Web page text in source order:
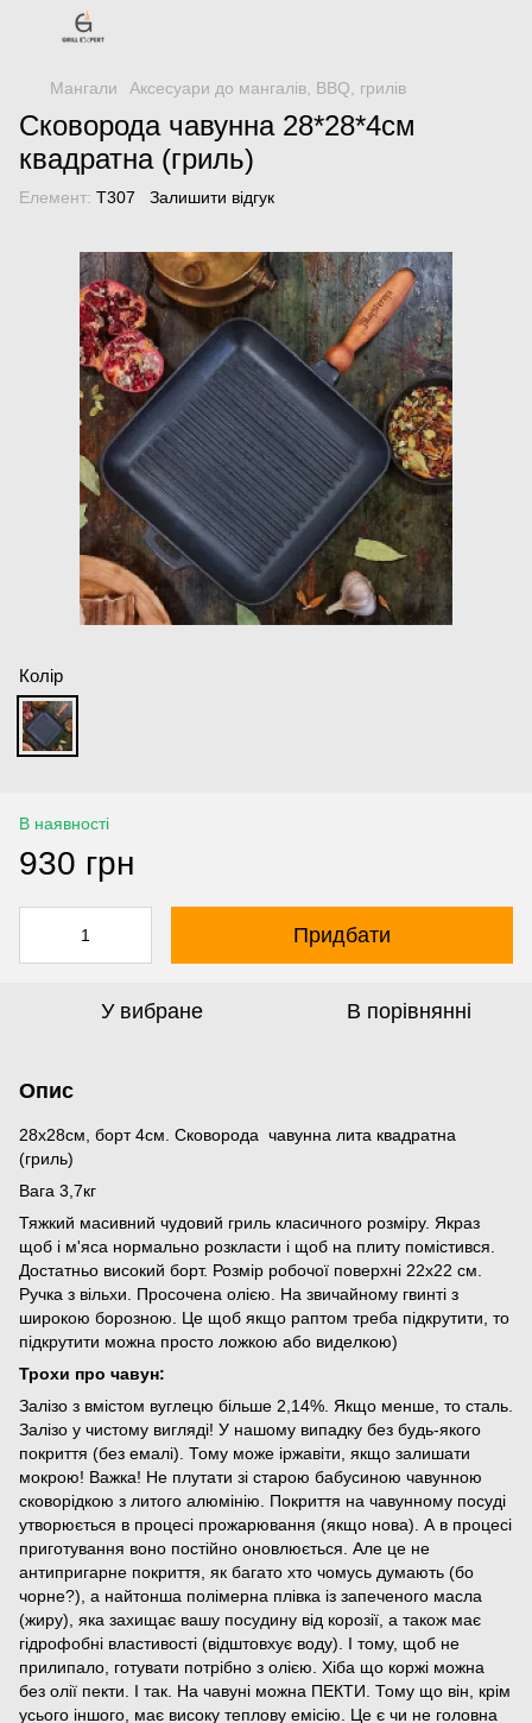
Мангали Аксесуари до мангалів, BBQ, грилів
Сковорода чавунна 28*28*4см
квадратна (гриль)
Елемент: Т307 Залишити відгук
Колір
В наявності
930 грн
Придбати
У вибране В порівнянні
Опис
28х28см, борт 4см. Сковорода чавунна лита квадратна
(гриль)
Вага 3,7кг
Тяжкий масивний чудовий гриль класичного розміру. Якраз
щоб і м'яса нормально розкласти і щоб на плиту помістився.
Достатньо високий борт. Розмір робочої поверхні 22х22 см.
Ручка з вільхи. Просочена олією. На звичайному гвинті з
широкою борозною. Це щоб якщо раптом треба підкрутити, то
підкрутити можна просто ложкою або виделкою)
Трохи про чавун:
Залізо з вмістом вуглецю більше 2,14%. Якщо менше, то сталь.
Залізо у чистому вигляді! У нашому випадку без будь-якого
покриття (без емалі). Тому може іржавіти, якщо залишати
мокрою! Важка! Не плутати зі старою бабусиною чавунною
сковорідкою з литого алюмінію. Покриття на чавунному посуді
утворюється в процесі прожарювання (якщо нова). А в процесі
приготування воно постійно оновлюється. Але це не
антипригарне покриття, як багато хто чомусь думають (бо
чорне?), а найтонша полімерна плівка із запеченого масла
(жиру), яка захищає вашу посудину від корозії, а також має
гідрофобні властивості (відштовхує воду). І тому, щоб не
прилипало, готувати потрібно з олією. Хіба що коржі можна
без олії пекти. І так. На чавуні можна ПЕКТИ. Тому що він, крім
усього іншого, має високу теплову емісію. Це є чи не головна